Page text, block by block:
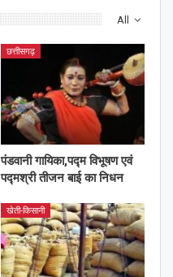
All
छत्तीसगढ़
पंडवानी गायिका,पद्म विभूषण एवं
पद्मश्री तीजन बाई का निधन
खेती-किसानी